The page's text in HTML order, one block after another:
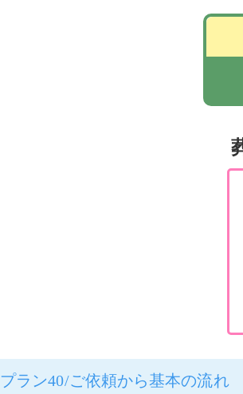
プラン40/ご依頼から基本の流れ